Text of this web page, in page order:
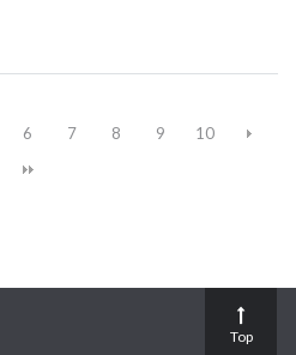
6 7 8 9 10
Top